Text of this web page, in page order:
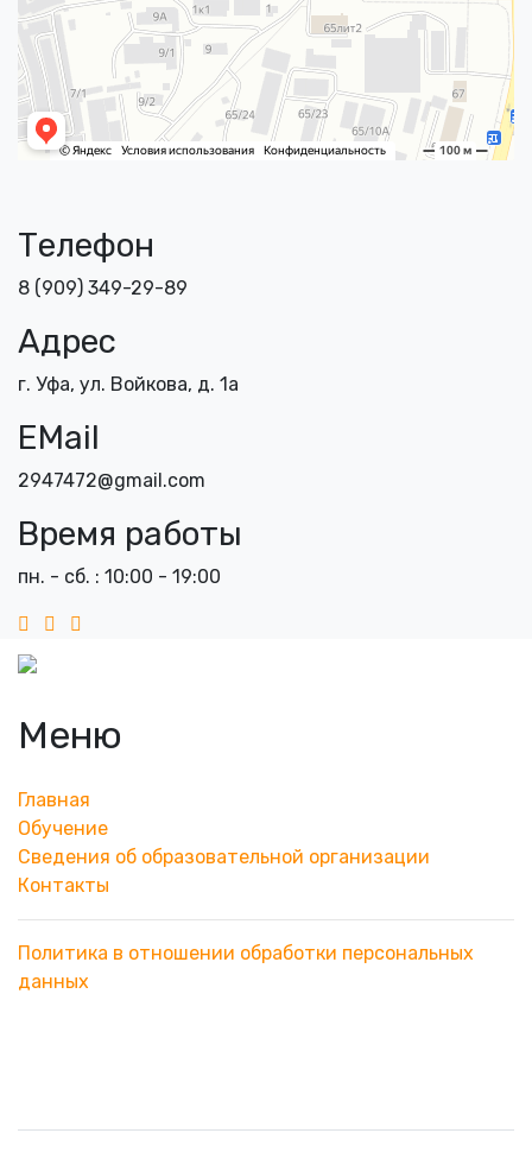
Телефон
8 (909) 349-29-89
Адрес
г. Уфа, ул. Войкова, д. 1а
EMail
2947472@gmail.com
Время работы
пн. - сб. : 10:00 - 19:00
Меню
Главная
Обучение
Сведения об образовательной организации
Контакты
Политика в отношении обработки персональных
данных